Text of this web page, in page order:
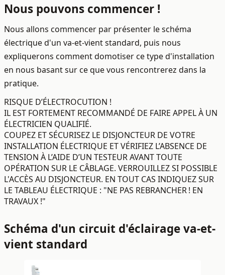
Nous pouvons commencer !
Nous allons commencer par présenter le schéma
électrique d'un va-et-vient standard, puis nous
expliquerons comment domotiser ce type d'installation
en nous basant sur ce que vous rencontrerez dans la
pratique.
RISQUE D’ÉLECTROCUTION !
IL EST FORTEMENT RECOMMANDÉ DE FAIRE APPEL À UN
ÉLECTRICIEN QUALIFIÉ.
COUPEZ ET SÉCURISEZ LE DISJONCTEUR DE VOTRE
INSTALLATION ÉLECTRIQUE ET VÉRIFIEZ L’ABSENCE DE
TENSION À L’AIDE D’UN TESTEUR AVANT TOUTE
OPÉRATION SUR LE CÂBLAGE. VERROUILLEZ SI POSSIBLE
L'ACCÈS AU DISJONCTEUR. EN TOUT CAS INDIQUEZ SUR
LE TABLEAU ÉLECTRIQUE : "NE PAS REBRANCHER ! EN
TRAVAUX !"
Schéma d'un circuit d'éclairage va-et-
vient standard